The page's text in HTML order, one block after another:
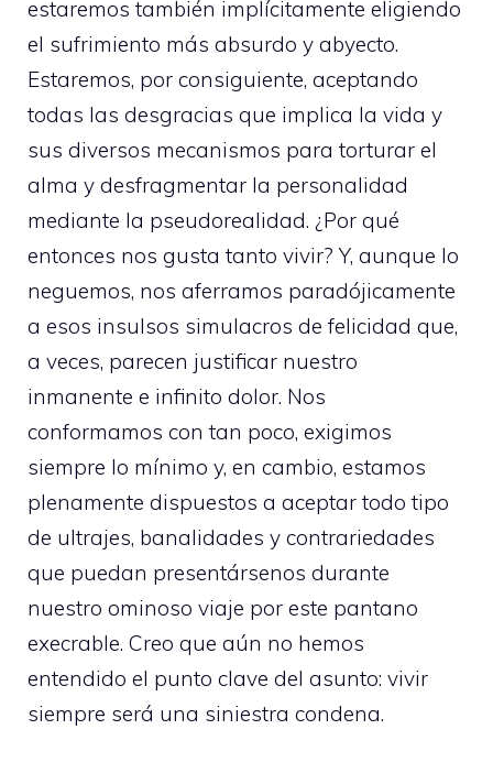
estaremos también implícitamente eligiendo
el sufrimiento más absurdo y abyecto.
Estaremos, por consiguiente, aceptando
todas las desgracias que implica la vida y
sus diversos mecanismos para torturar el
alma y desfragmentar la personalidad
mediante la pseudorealidad. ¿Por qué
entonces nos gusta tanto vivir? Y, aunque lo
neguemos, nos aferramos paradójicamente
a esos insulsos simulacros de felicidad que,
a veces, parecen justificar nuestro
inmanente e infinito dolor. Nos
conformamos con tan poco, exigimos
siempre lo mínimo y, en cambio, estamos
plenamente dispuestos a aceptar todo tipo
de ultrajes, banalidades y contrariedades
que puedan presentársenos durante
nuestro ominoso viaje por este pantano
execrable. Creo que aún no hemos
entendido el punto clave del asunto: vivir
siempre será una siniestra condena.